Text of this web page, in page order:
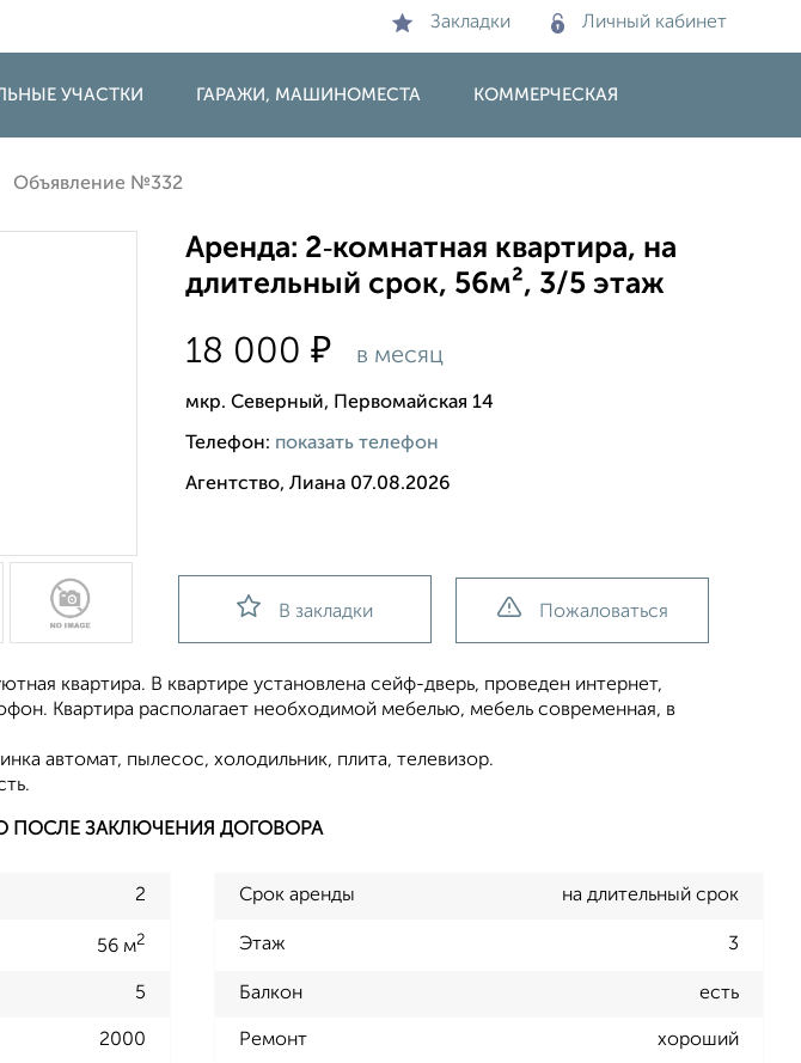
Закладки Личный кабинет
УЧАСТКИ ГАРАЖИ, МАШИНОМЕСТА КОММЕРЧЕСКАЯ
Объявление №332
Аренда: 2‑комнатная квартира, на
длительный срок, 56м², 3/5 этаж
18 000₽ в месяц
мкр. Северный, Первомайская 14
Телефон: показать телефон
Агентство, Лиана 07.08.2026
В закладки Пожаловаться
квартира. В квартире установлена сейф-дверь, проведен интернет,
Квартира располагает необходимой мебелью, мебель современная, в
автомат, пылесос, холодильник, плита, телевизор.
ПОСЛЕ ЗАКЛЮЧЕНИЯ ДОГОВОРА
2 Срок аренды на длительный срок
56 м2 Этаж 3
5 Балкон есть
2000 Ремонт хороший